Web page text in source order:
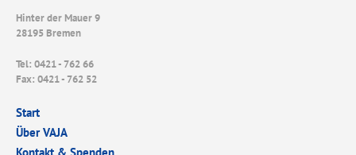
Hinter der Mauer 9
28195 Bremen
Tel: 0421 - 762 66
Fax: 0421 - 762 52
Start
Über VAJA